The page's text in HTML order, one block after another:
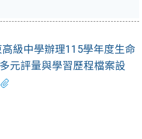
高級中學辦理115學年度生命
元評量與學習歷程檔案設